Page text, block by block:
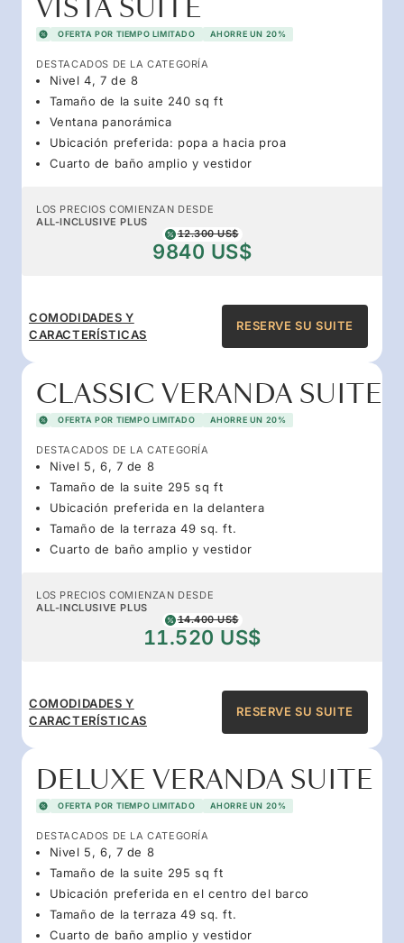
VISTA SUITE
OFERTA POR TIEMPO LIMITADO AHORRE UN 20%
DESTACADOS DE LA CATEGORÍA
Nivel 4, 7 de 8
Tamaño de la suite 240 sq ft
Ventana panorámica
Ubicación preferida: popa a hacia proa
Cuarto de baño amplio y vestidor
LOS PRECIOS COMIENZAN DESDE
ALL-INCLUSIVE PLUS
12.300 US$
9840 US$
COMODIDADES Y
CARACTERÍSTICAS
RESERVE SU SUITE
CLASSIC VERANDA SUITE
OFERTA POR TIEMPO LIMITADO AHORRE UN 20%
DESTACADOS DE LA CATEGORÍA
Nivel 5, 6, 7 de 8
Tamaño de la suite 295 sq ft
Ubicación preferida en la delantera
Tamaño de la terraza 49 sq. ft.
Cuarto de baño amplio y vestidor
LOS PRECIOS COMIENZAN DESDE
ALL-INCLUSIVE PLUS
14.400 US$
11.520 US$
COMODIDADES Y
CARACTERÍSTICAS
RESERVE SU SUITE
DELUXE VERANDA SUITE
OFERTA POR TIEMPO LIMITADO AHORRE UN 20%
DESTACADOS DE LA CATEGORÍA
Nivel 5, 6, 7 de 8
Tamaño de la suite 295 sq ft
Ubicación preferida en el centro del barco
Tamaño de la terraza 49 sq. ft.
Cuarto de baño amplio y vestidor